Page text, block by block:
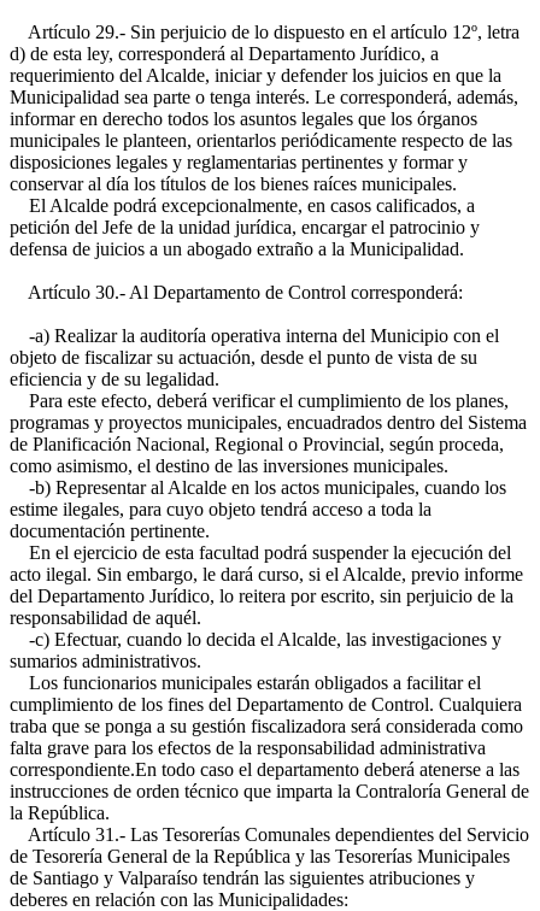
Artículo 29.- Sin perjuicio de lo dispuesto en el artículo 12º, letra
d) de esta ley, corresponderá al Departamento Jurídico, a
requerimiento del Alcalde, iniciar y defender los juicios en que la
Municipalidad sea parte o tenga interés. Le corresponderá, además,
informar en derecho todos los asuntos legales que los órganos
municipales le planteen, orientarlos periódicamente respecto de las
disposiciones legales y reglamentarias pertinentes y formar y
conservar al día los títulos de los bienes raíces municipales.
El Alcalde podrá excepcionalmente, en casos calificados, a
petición del Jefe de la unidad jurídica, encargar el patrocinio y
defensa de juicios a un abogado extraño a la Municipalidad.
Artículo 30.- Al Departamento de Control corresponderá:
-a) Realizar la auditoría operativa interna del Municipio con el
objeto de fiscalizar su actuación, desde el punto de vista de su
eficiencia y de su legalidad.
Para este efecto, deberá verificar el cumplimiento de los planes,
programas y proyectos municipales, encuadrados dentro del Sistema
de Planificación Nacional, Regional o Provincial, según proceda,
como asimismo, el destino de las inversiones municipales.
-b) Representar al Alcalde en los actos municipales, cuando los
estime ilegales, para cuyo objeto tendrá acceso a toda la
documentación pertinente.
En el ejercicio de esta facultad podrá suspender la ejecución del
acto ilegal. Sin embargo, le dará curso, si el Alcalde, previo informe
del Departamento Jurídico, lo reitera por escrito, sin perjuicio de la
responsabilidad de aquél.
-c) Efectuar, cuando lo decida el Alcalde, las investigaciones y
sumarios administrativos.
Los funcionarios municipales estarán obligados a facilitar el
cumplimiento de los fines del Departamento de Control. Cualquiera
traba que se ponga a su gestión fiscalizadora será considerada como
falta grave para los efectos de la responsabilidad administrativa
correspondiente.En todo caso el departamento deberá atenerse a las
instrucciones de orden técnico que imparta la Contraloría General de
la República.
Artículo 31.- Las Tesorerías Comunales dependientes del Servicio
de Tesorería General de la República y las Tesorerías Municipales
de Santiago y Valparaíso tendrán las siguientes atribuciones y
deberes en relación con las Municipalidades: